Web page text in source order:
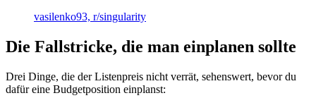
vasilenko93, r/singularity
Die Fallstricke, die man einplanen sollte
Drei Dinge, die der Listenpreis nicht verrät, sehenswert, bevor du
dafür eine Budgetposition einplanst: